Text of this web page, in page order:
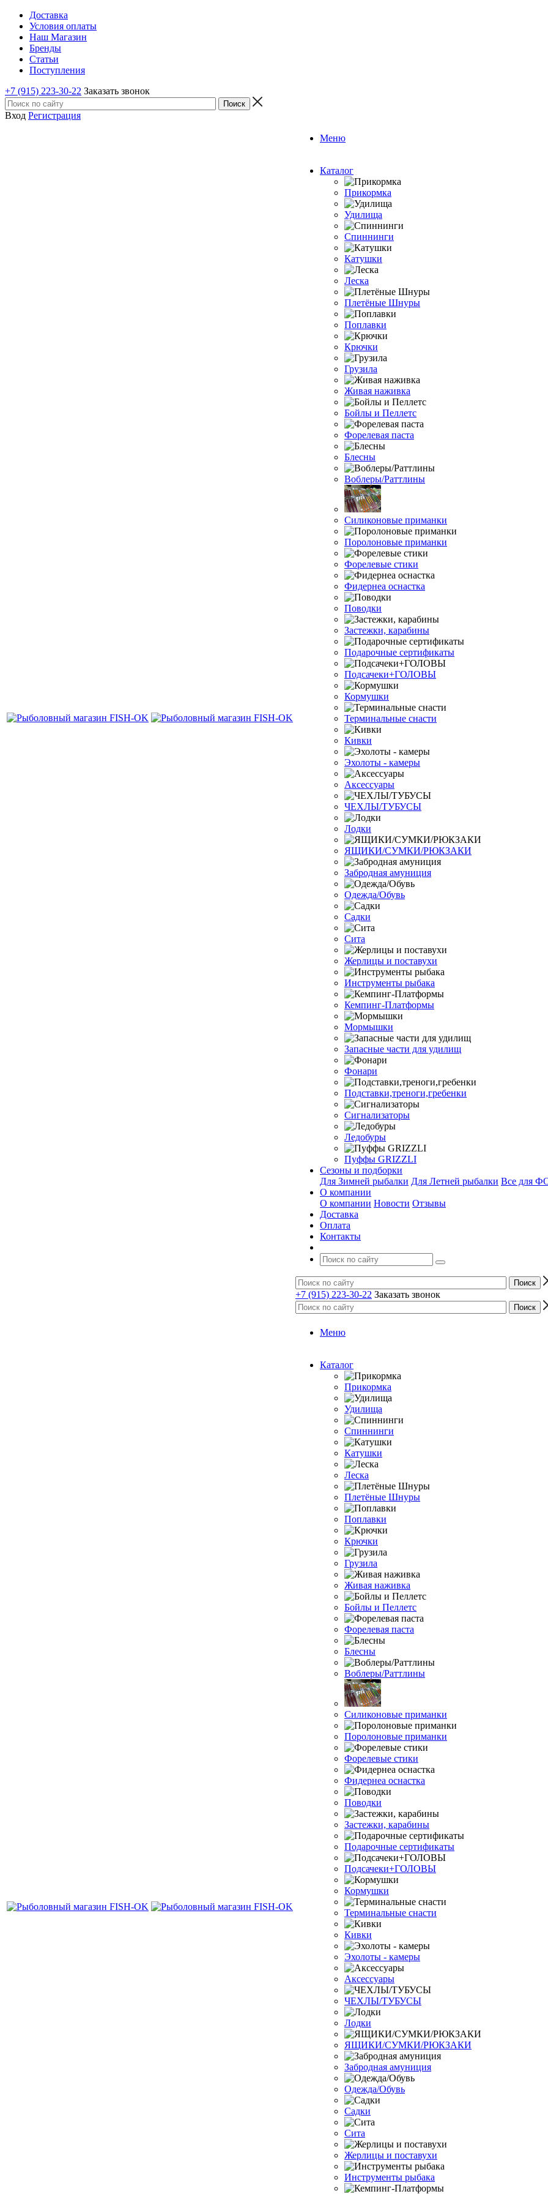
Доставка
Условия оплаты
Наш Магазин
Бренды
Статьи
Поступления
+7 (915) 223-30-22 Заказать звонок
Вход Регистрация
Меню
Каталог
Прикормка
Удилища
Спиннинги
Катушки
Леска
Плетёные Шнуры
Поплавки
Крючки
Грузила
Живая наживка
Бойлы и Пеллетс
Форелевая паста
Блесны
Воблеры/Раттлины
Силиконовые приманки
Поролоновые приманки
Форелевые стики
Фидернеа оснастка
Поводки
Застежки, карабины
Подарочные сертификаты
Подсачеки+ГОЛОВЫ
Кормушки
Терминальные снасти
Кивки
Эхолоты - камеры
Аксессуары
ЧЕХЛЫ/ТУБУСЫ
Лодки
ЯЩИКИ/СУМКИ/РЮКЗАКИ
Забродная амуниция
Одежда/Обувь
Садки
Сита
Жерлицы и поставухи
Инструменты рыбака
Кемпинг-Платформы
Мормышки
Запасные части для удилищ
Фонари
Подставки,треноги,гребенки
Сигнализаторы
Ледобуры
Пуффы GRIZZLI
Сезоны и подборки
Для Зимней рыбалки Для Летней рыбалки Все для
О компании
О компании Новости Отзывы
Доставка
Оплата
Контакты
+7 (915) 223-30-22 Заказать звонок
Меню
Каталог
Прикормка
Удилища
Спиннинги
Катушки
Леска
Плетёные Шнуры
Поплавки
Крючки
Грузила
Живая наживка
Бойлы и Пеллетс
Форелевая паста
Блесны
Воблеры/Раттлины
Силиконовые приманки
Поролоновые приманки
Форелевые стики
Фидернеа оснастка
Поводки
Застежки, карабины
Подарочные сертификаты
Подсачеки+ГОЛОВЫ
Кормушки
Терминальные снасти
Кивки
Эхолоты - камеры
Аксессуары
ЧЕХЛЫ/ТУБУСЫ
Лодки
ЯЩИКИ/СУМКИ/РЮКЗАКИ
Забродная амуниция
Одежда/Обувь
Садки
Сита
Жерлицы и поставухи
Инструменты рыбака